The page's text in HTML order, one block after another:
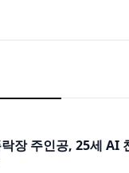
장 주인공, 25세 AI